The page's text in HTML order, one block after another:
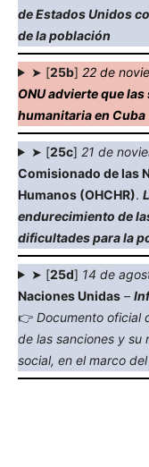
de Estados Unidos
de la población
➤ [25b] 22 de
ONU advierte que
humanitaria en Cuba
➤ [25c] 21 de
Comisionado de las
Humanos (OHCHR).
endurecimiento de
dificultades para la
➤ [25d] 14 de
Naciones Unidas –
👉 Documento oficial
de las sanciones y su
social, en el marco